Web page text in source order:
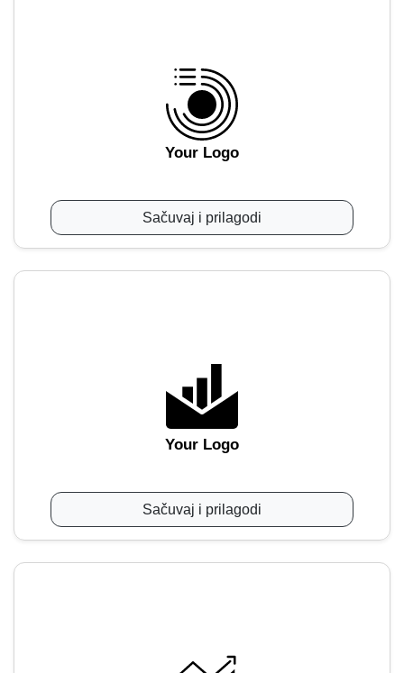
Your Logo
Sačuvaj i prilagodi
Your Logo
Sačuvaj i prilagodi